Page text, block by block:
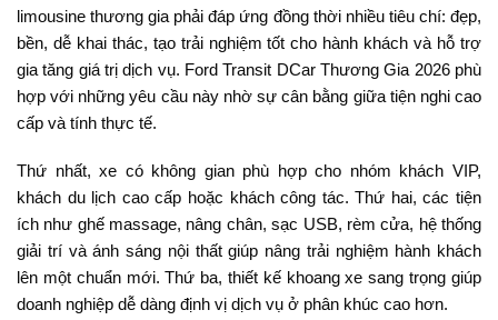
limousine thương gia phải đáp ứng đồng thời nhiều tiêu chí: đẹp,
bền, dễ khai thác, tạo trải nghiệm tốt cho hành khách và hỗ trợ
gia tăng giá trị dịch vụ. Ford Transit DCar Thương Gia 2026 phù
hợp với những yêu cầu này nhờ sự cân bằng giữa tiện nghi cao
cấp và tính thực tế.
Thứ nhất, xe có không gian phù hợp cho nhóm khách VIP,
khách du lịch cao cấp hoặc khách công tác. Thứ hai, các tiện
ích như ghế massage, nâng chân, sạc USB, rèm cửa, hệ thống
giải trí và ánh sáng nội thất giúp nâng trải nghiệm hành khách
lên một chuẩn mới. Thứ ba, thiết kế khoang xe sang trọng giúp
doanh nghiệp dễ dàng định vị dịch vụ ở phân khúc cao hơn.